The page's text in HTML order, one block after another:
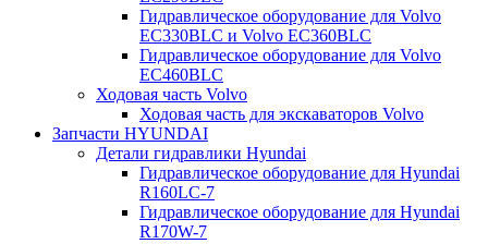
Гидравлическое оборудование для Volvo
EC330BLC и Volvo EC360BLC
Гидравлическое оборудование для Volvo
EC460BLC
Ходовая часть Volvo
Ходовая часть для экскаваторов Volvo
Запчасти HYUNDAI
Детали гидравлики Hyundai
Гидравлическое оборудование для Hyundai
R160LC-7
Гидравлическое оборудование для Hyundai
R170W-7